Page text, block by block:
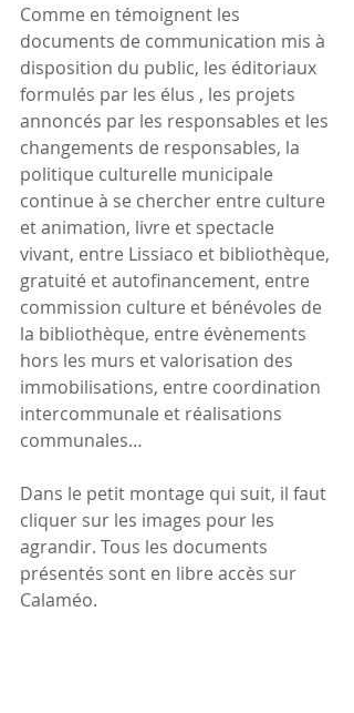
Comme en témoignent les
documents de communication mis à
disposition du public, les éditoriaux
formulés par les élus , les projets
annoncés par les responsables et les
changements de responsables, la
politique culturelle municipale
continue à se chercher entre culture
et animation, livre et spectacle
vivant, entre Lissiaco et bibliothèque,
gratuité et autofinancement, entre
commission culture et bénévoles de
la bibliothèque, entre évènements
hors les murs et valorisation des
immobilisations, entre coordination
intercommunale et réalisations
communales…
Dans le petit montage qui suit, il faut
cliquer sur les images pour les
agrandir. Tous les documents
présentés sont en libre accès sur
Calaméo.